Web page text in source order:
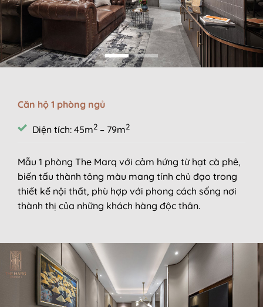
Căn hộ 1 phòng ngủ
Diện tích: 45m2 – 79m2
Mẫu 1 phòng The Marq với cảm hứng từ hạt cà phê,
biến tấu thành tông màu mang tính chủ đạo trong
thiết kế nội thất, phù hợp với phong cách sống nơi
thành thị của những khách hàng độc thân.